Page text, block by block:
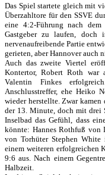
Das Spiel startete gleich mit
Überzahltore für den SSVE
eine 4:2-Führung nach
Gastgeber zu laufen,
nervenaufreibende Partie
gerieten, aber Hannover auch
Auch das zweite Viertel
Kontertor, Robert Roth war
Valentin Finkes
Anschlusstreffer, ehe Heiko
wieder herstellte. Zwar kamen
der 13. Minute, doch mit drei
Inselbad das Gefühl, dass
könnte: Hannes Rothfuß von
von Torhüter Stephen
einem weiteren erfolgreichen
9:6 aus. Nach einem
Halbzeit.